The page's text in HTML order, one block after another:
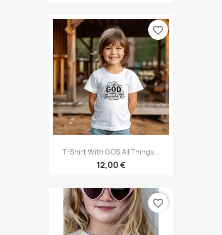
T-Shirt With GOS All Things...
12,00 €
favorite_border
favorite_border